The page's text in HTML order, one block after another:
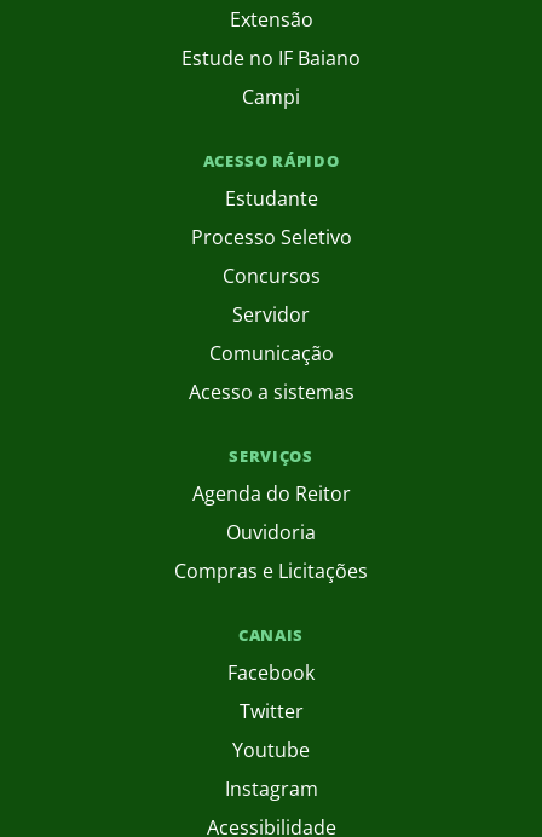
Extensão
Estude no IF Baiano
Campi
ACESSO RÁPIDO
Estudante
Processo Seletivo
Concursos
Servidor
Comunicação
Acesso a sistemas
SERVIÇOS
Agenda do Reitor
Ouvidoria
Compras e Licitações
CANAIS
Facebook
Twitter
Youtube
Instagram
Acessibilidade